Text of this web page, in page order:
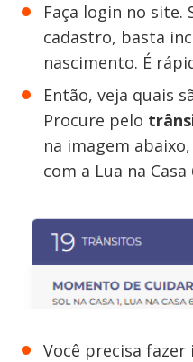
Faça login no site.
cadastro, basta
nascimento. É
Então, veja quais
Procure pelo
na imagem
com a Lua na Casa
Você precisa fazer